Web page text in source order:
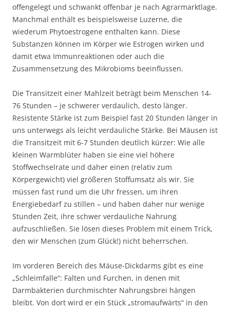
offengelegt und schwankt offenbar je nach Agrarmarktlage.
Manchmal enthält es beispielsweise Luzerne, die
wiederum Phytoestrogene enthalten kann. Diese
Substanzen können im Körper wie Estrogen wirken und
damit etwa Immunreaktionen oder auch die
Zusammensetzung des Mikrobioms beeinflussen.
Die Transitzeit einer Mahlzeit beträgt beim Menschen 14-
76 Stunden – je schwerer verdaulich, desto länger.
Resistente Stärke ist zum Beispiel fast 20 Stunden länger in
uns unterwegs als leicht verdauliche Stärke. Bei Mäusen ist
die Transitzeit mit 6-7 Stunden deutlich kürzer: Wie alle
kleinen Warmblüter haben sie eine viel höhere
Stoffwechselrate und daher einen (relativ zum
Körpergewicht) viel größeren Stoffumsatz als wir. Sie
müssen fast rund um die Uhr fressen, um ihren
Energiebedarf zu stillen – und haben daher nur wenige
Stunden Zeit, ihre schwer verdauliche Nahrung
aufzuschließen. Sie lösen dieses Problem mit einem Trick,
den wir Menschen (zum Glück!) nicht beherrschen.
Im vorderen Bereich des Mäuse-Dickdarms gibt es eine
„Schleimfalle“: Falten und Furchen, in denen mit
Darmbakterien durchmischter Nahrungsbrei hängen
bleibt. Von dort wird er ein Stück „stromaufwärts“ in den